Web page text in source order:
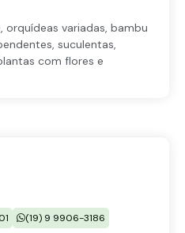
orquídeas variadas, bambu
suculentas,
com flores e
(19) 9 9906-3186